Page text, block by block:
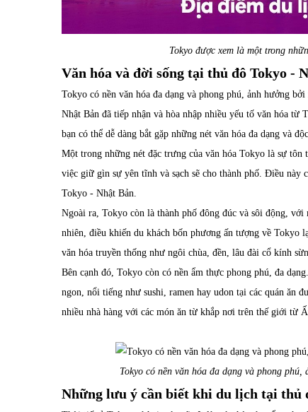
Tokyo được xem là một trong
Văn hóa và đời sống tại thủ đô Tokyo -
Tokyo có nền văn hóa đa dạng và phong phú, ảnh hưởng
Nhật Bản đã tiếp nhận và hòa nhập nhiều yếu tố văn hóa
bạn có thể dễ dàng bắt gặp những nét văn hóa đa dạng và
Một trong những nét đặc trưng của văn hóa Tokyo là sự
việc giữ gìn sự yên tĩnh và sạch sẽ cho thành phố. Điều này
Tokyo - Nhật Bản.
Ngoài ra, Tokyo còn là thành phố đông đúc và sôi động,
nhiên, điều khiến du khách bốn phương ấn tượng về Tokyo
văn hóa truyền thống như ngôi chùa, đền, lâu đài cổ kính
Bên cạnh đó, Tokyo còn có nền ẩm thực phong phú, đa
ngon, nổi tiếng như sushi, ramen hay udon tại các quán ăn
nhiều nhà hàng với các món ăn từ khắp nơi trên thế giới từ
Tokyo có nền văn hóa đa dạng và phong
Những lưu ý cần biết khi du lịch tại thủ